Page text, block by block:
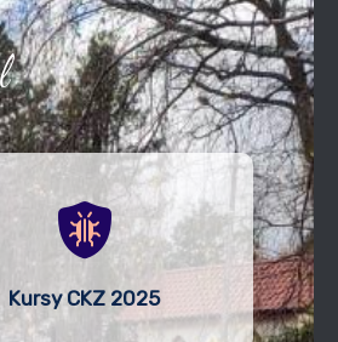
Kursy CKZ 2025